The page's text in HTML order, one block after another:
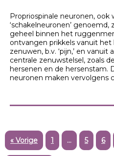
Propriospinale neuronen, ook
‘schakelneuronen’ genoemd,
geheel binnen het
ontvangen prikkels vanuit het
zenuwen, b.v. ‘pijn,’ en
centrale zenuwstelsel, zoals
hersenen en de hersenstam.
neuronen maken vervolgens
« Vorige 1 … 5 6